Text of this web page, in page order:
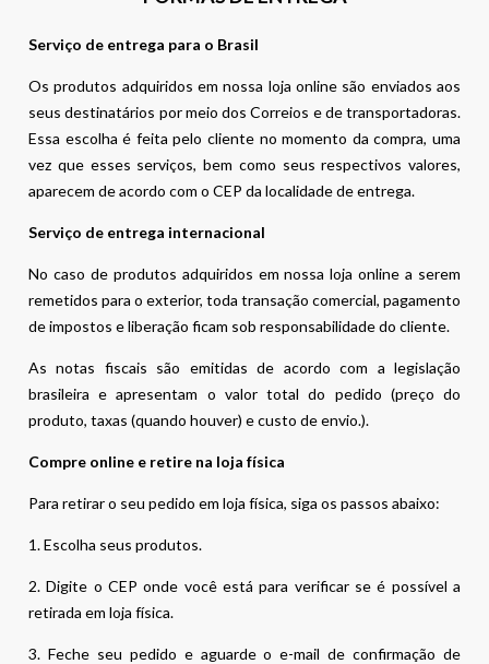
Serviço de entrega para o Brasil
Os produtos adquiridos em nossa loja online são enviados aos
seus destinatários por meio dos Correios e de transportadoras.
Essa escolha é feita pelo cliente no momento da compra, uma
vez que esses serviços, bem como seus respectivos valores,
aparecem de acordo com o CEP da localidade de entrega.
Serviço de entrega internacional
No caso de produtos adquiridos em nossa loja online a serem
remetidos para o exterior, toda transação comercial, pagamento
de impostos e liberação ficam sob responsabilidade do cliente.
As notas fiscais são emitidas de acordo com a legislação
brasileira e apresentam o valor total do pedido (preço do
produto, taxas (quando houver) e custo de envio.).
Compre online e retire na loja física
Para retirar o seu pedido em loja física, siga os passos abaixo:
1. Escolha seus produtos.
2. Digite o CEP onde você está para verificar se é possível a
retirada em loja física.
3. Feche seu pedido e aguarde o e-mail de confirmação de